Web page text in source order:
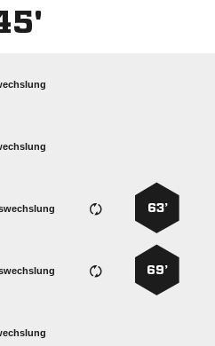
63’
69’